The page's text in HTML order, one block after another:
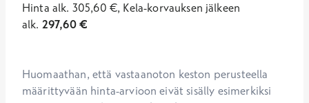
Hinta alk. 305,60 €, Kela-korvauksen jälkeen
alk. 297,60€
Huomaathan, että vastaanoton keston perusteella
määrittyvään hinta-arvioon eivät sisälly esimerkiksi